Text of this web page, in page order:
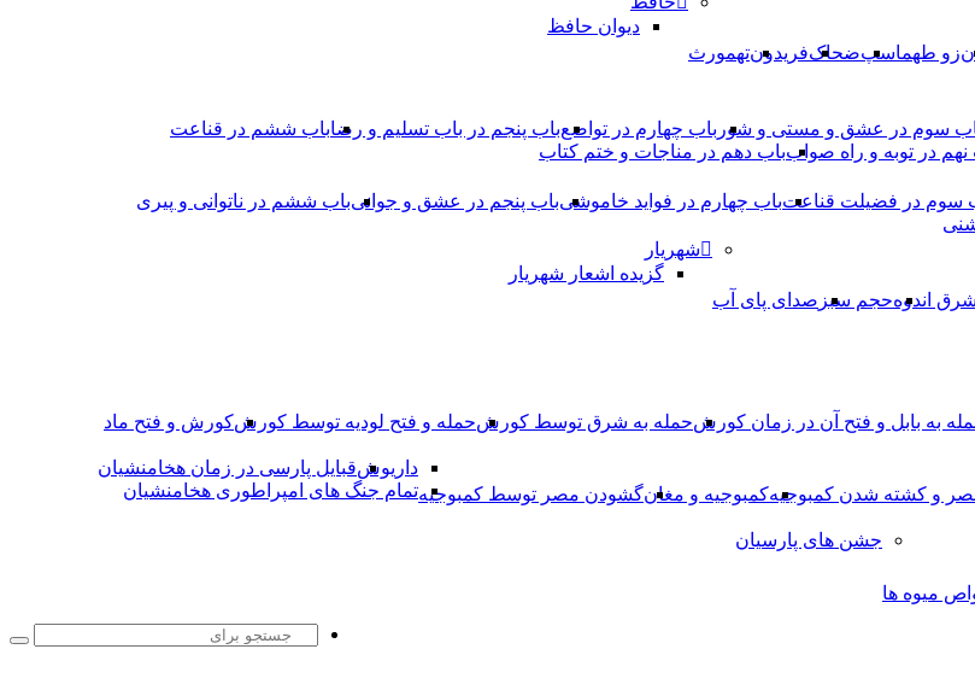
زو طهماسپ‏ضحاکفریدونتهمورث
دیوان حافظ
سوم در عشق و مستی و شور باب چهارم در تواضعباب پنجم در باب تسلیم و رضاباب ششم در قناعت
نهم در توبه و راه صوابباب دهم در مناجات و ختم کتاب
سوم در فضیلت قناعتباب چهارم در فواید خاموشىباب پنجم در عشق و جوانىباب ششم در ناتوانى و پیرى
شرق اندوهحجم سبز صدای پای آب
شهریار
گزیده اشعار شهریار
به بابل و فتح آن در زمان کورشحمله به شرق توسط کورشحمله و فتح لودیه توسط کورشکورش و فتح ماد
و کشته شدن کمبوجیهکمبوجیه و مغانگشودن مصر توسط کمبوجیه
داریوشقبایل پارسی در زمان هخامنشیان
تمام جنگ های امپراطوری هخامنشیان
میوه ها
جشن های پارسیان